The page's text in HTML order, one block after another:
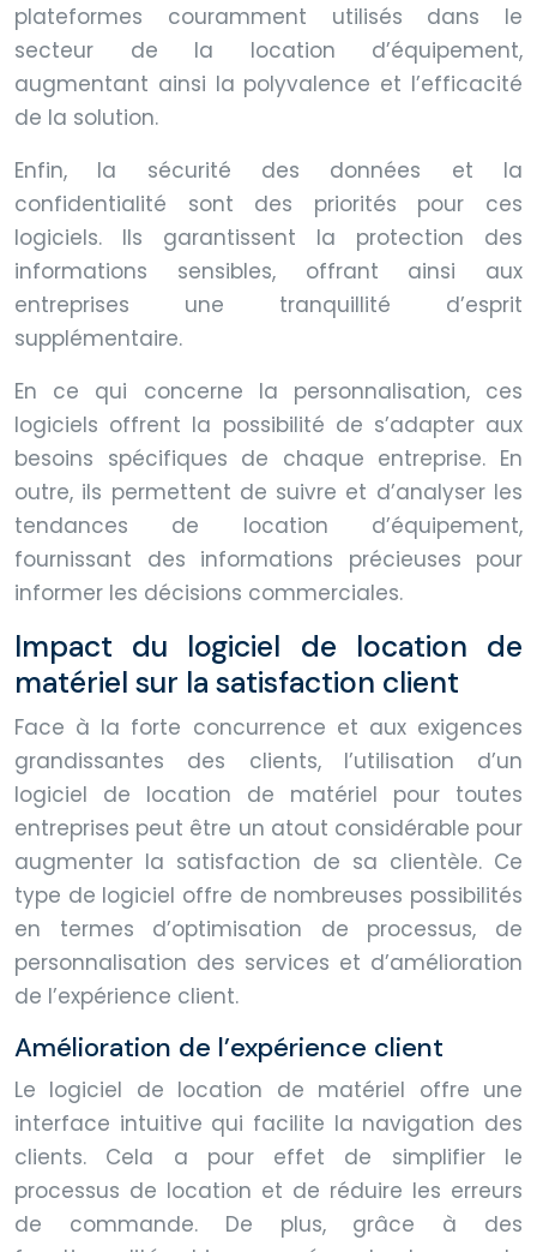
plateformes couramment utilisés dans le
secteur de la location d’équipement,
augmentant ainsi la polyvalence et l’efficacité
de la solution.
Enfin, la sécurité des données et la
confidentialité sont des priorités pour ces
logiciels. Ils garantissent la protection des
informations sensibles, offrant ainsi aux
entreprises une tranquillité d’esprit
supplémentaire.
En ce qui concerne la personnalisation, ces
logiciels offrent la possibilité de s’adapter aux
besoins spécifiques de chaque entreprise. En
outre, ils permettent de suivre et d’analyser les
tendances de location d’équipement,
fournissant des informations précieuses pour
informer les décisions commerciales.
Impact du logiciel de location de
matériel sur la satisfaction client
Face à la forte concurrence et aux exigences
grandissantes des clients, l’utilisation d’un
logiciel de location de matériel pour toutes
entreprises peut être un atout considérable pour
augmenter la satisfaction de sa clientèle. Ce
type de logiciel offre de nombreuses possibilités
en termes d’optimisation de processus, de
personnalisation des services et d’amélioration
de l’expérience client.
Amélioration de l’expérience client
Le logiciel de location de matériel offre une
interface intuitive qui facilite la navigation des
clients. Cela a pour effet de simplifier le
processus de location et de réduire les erreurs
de commande. De plus, grâce à des